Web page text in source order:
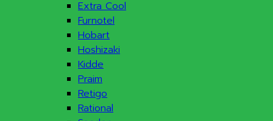
Extra Cool
Furnotel
Hobart
Hoshizaki
Kidde
Praim
Retigo
Rational